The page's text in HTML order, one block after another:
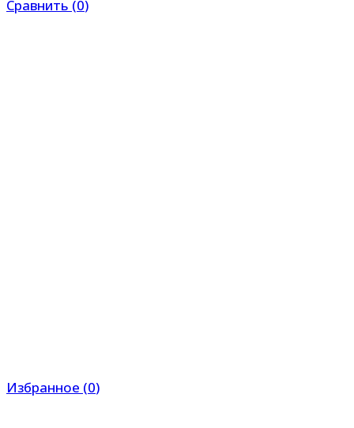
Сравнить (0)
Избранное (0)